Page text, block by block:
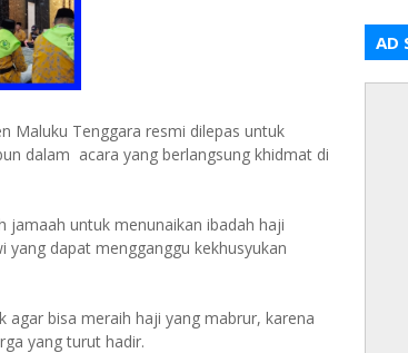
Maluku Tenggara resmi dilepas untuk
dalam acara yang berlangsung khidmat di
jamaah untuk menunaikan ibadah haji
yang dapat mengganggu kekhusyukan
agar bisa meraih haji yang mabrur, karena
yang turut hadir.
AD